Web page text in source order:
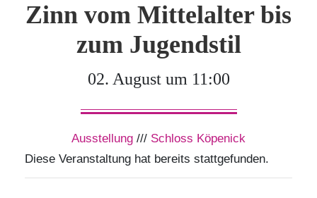
Zinn vom Mittelalter bis
zum Jugendstil
02. August um 11:00
Ausstellung /// Schloss Köpenick
Diese Veranstaltung hat bereits stattgefunden.